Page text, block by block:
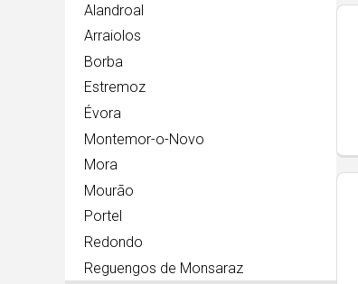
Alandroal
Arraiolos
Borba
Estremoz
Évora
Montemor-o-Novo
Mora
Mourão
Portel
Redondo
Reguengos de Monsaraz